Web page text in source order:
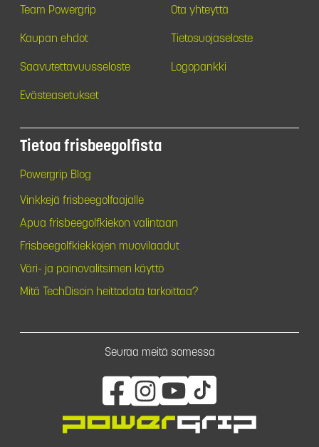
Team Powergrip Ota yhteyttä
Kaupan ehdot Tietosuojaseloste
Saavutettavuusseloste Logopankki
Evästeasetukset
Tietoa frisbeegolfista
Powergrip Blog
Vinkkejä frisbeegolfaajalle
Apua frisbeegolfkiekon valintaan
Frisbeegolfkiekkojen muovilaadut
Väri- ja painovalitsimen käyttö
Mitä TechDiscin heittodata tarkoittaa?
Seuraa meitä somessa